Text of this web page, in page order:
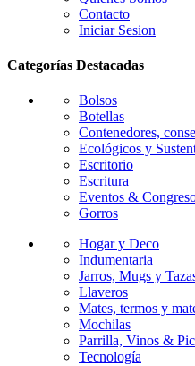
Contacto
Iniciar Sesion
Categorías Destacadas
Bolsos
Botellas
Contenedores,
Ecológicos y
Escritorio
Escritura
Eventos &
Gorros
Hogar y Deco
Indumentaria
Jarros, Mugs y
Llaveros
Mates, termos y
Mochilas
Parrilla, Vinos &
Tecnología